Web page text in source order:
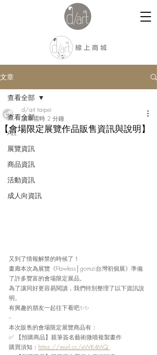
文章
查看全部
ALL
展覽資訊
商品資訊
活動資訊
成人向資訊
查看全部
【會場限定展覽作品販售資訊與說明】
d/art taipei
讀畢需時 2 分鐘
又到了情報解禁的時候了！
畫廊本次為展覽《Flawless│gomzi台灣初個展》準備
了許多豐富的會場限定展品。
為了讓同好更容易閱讀，我們特別整理了以下資訊說
明。
有興趣的朋友一起往下看吧✨✨
--
本次販售的會場限定展覽商品有：
✅ 【預購商品】親筆簽名藝術微噴複製畫作
購買須知： https://reurl.cc/eWK4MQ